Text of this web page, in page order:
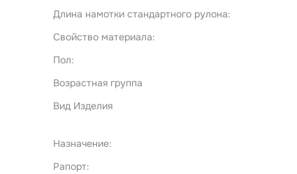
Длина намотки стандартного рулона:
Свойство материала:
Пол:
Возрастная группа
Вид Изделия
Назначение:
Рапорт: